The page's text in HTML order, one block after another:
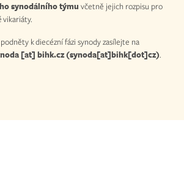
synodálního týmu včetně jejich rozpisu pro
vikariáty.
k diecézní fázi synody zasílejte na
[at] bihk.cz(synoda[at]bihk[dot]cz).